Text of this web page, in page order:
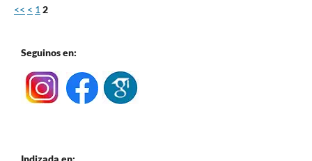
<< < 1 2
Seguinos en:
Indizada en: